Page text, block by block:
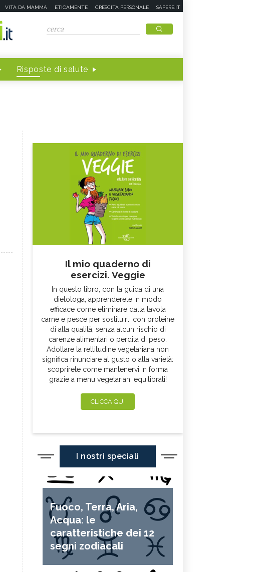
VITA DA MAMMA ETICAMENTE CRESCITA PERSONALE SAPERE.IT
Risposte di salute
Il mio quaderno di
esercizi. Veggie
In questo libro, con la guida di una
dietologa, apprenderete in modo
efficace come eliminare dalla tavola
carne e pesce per sostituirli con proteine
di alta qualità, senza alcun rischio di
carenze alimentari o perdita di peso.
Adottare la rettitudine vegetariana non
significa rinunciare al gusto o alla varietà:
scoprirete come mantenervi in forma
grazie a menu vegetariani equilibrati!
CLICCA QUI
I nostri speciali
Fuoco, Terra, Aria,
Acqua: le
caratteristiche dei 12
segni zodiacali